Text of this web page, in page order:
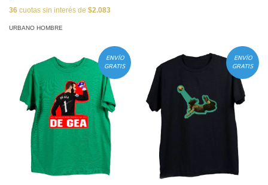
36 cuotas sin interés de $2.083
URBANO HOMBRE
ENVÍO
GRATIS
ENVÍO
GRATIS